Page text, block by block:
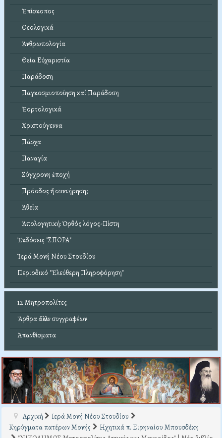
Ἐπίσκοπος
Θεολογικά
Ἀνθρωπολογία
Θεία Εὐχαριστία
Παράδοση
Παγκοσμιοποίηση καί Παράδοση
Ἑορτολογικά
Χριστούγεννα
Πάσχα
Παναγία
Σύγχρονη ἐποχή
Πρόοδος ἤ συντήρηση;
Ἀθεΐα
Ἀπολογητική: Ὀρθός λόγος-Πίστη
Ἐκδόσεις "ΣΠΟΡΑ"
Ἱερά Μονή Νέου Στουδίου
Περιοδικό "Ἐλεύθερη Πληροφόρηση"
12 Μητροπολίτες
Ἄρθρα ἄλλων συγγραφέων
Ἀπανθίσματα
Αρχική
Ιερά Μονή Νέου Στουδίου
Κηρύγματα πατέρων Μονής
Ηχητικά π. Ειρηναίου Μπουσδέκη